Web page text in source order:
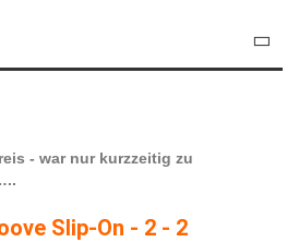
- war nur kurzzeitig zu
Slip-On - 2 - 2